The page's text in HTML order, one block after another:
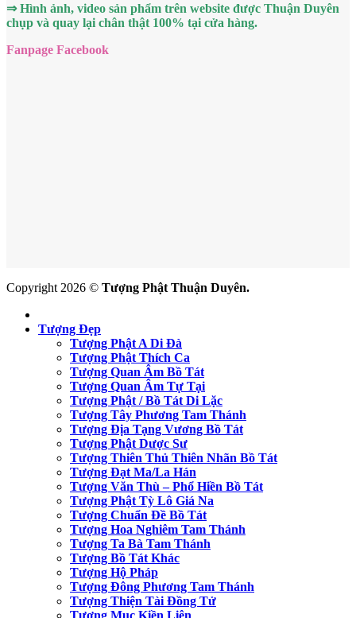
⇒ Hình ảnh, video sản phẩm trên website được Thuận Duyên
chụp và quay lại chân thật 100% tại cửa hàng.
Fanpage Facebook
Copyright 2026 © Tượng Phật Thuận Duyên.
Tượng Đẹp
Tượng Phật A Di Đà
Tượng Phật Thích Ca
Tượng Quan Âm Bồ Tát
Tượng Quan Âm Tự Tại
Tượng Phật / Bồ Tát Di Lặc
Tượng Tây Phương Tam Thánh
Tượng Địa Tạng Vương Bồ Tát
Tượng Phật Dược Sư
Tượng Thiên Thủ Thiên Nhãn Bồ Tát
Tượng Đạt Ma/La Hán
Tượng Văn Thù – Phổ Hiền Bồ Tát
Tượng Phật Tỳ Lô Giá Na
Tượng Chuẩn Đề Bồ Tát
Tượng Hoa Nghiêm Tam Thánh
Tượng Ta Bà Tam Thánh
Tượng Bồ Tát Khác
Tượng Hộ Pháp
Tượng Đông Phương Tam Thánh
Tượng Thiện Tài Đồng Tử
Tượng Mục Kiền Liên